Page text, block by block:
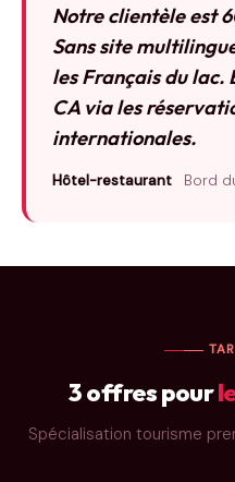
Notre clientèle est
Sans site
les Français du lac.
CA via les
internationales.
Hôtel-restaurant Bord
3 offres pour
Spécialisation tourisme